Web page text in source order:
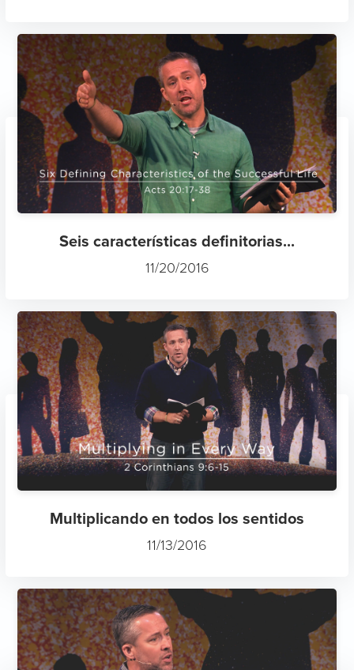
Seis características definitorias...
11/20/2016
Multiplicando en todos los sentidos
11/13/2016